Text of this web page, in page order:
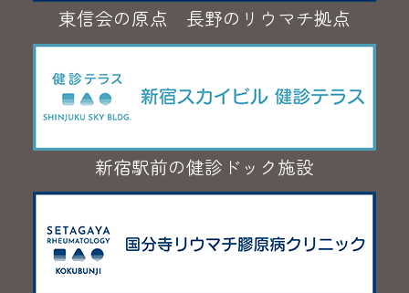
東信会の原点 長野のリウマチ拠点
新宿駅前の健診ドック施設